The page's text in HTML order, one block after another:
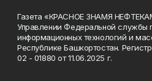
Газета «КРАСНОЕ ЗНАМЯ
Управлении Федеральной службы
информационных технологий и
Республике Башкортостан.
02 - 01880 от 11.06.2025 г.